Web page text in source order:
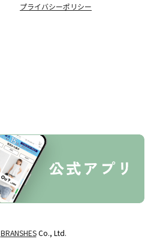
プライバシーポリシー
BRANSHESCo., Ltd.